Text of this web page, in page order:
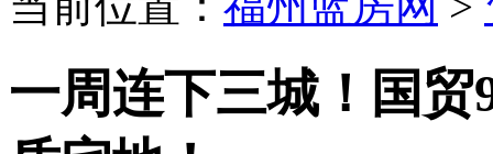
一周连下三城！国